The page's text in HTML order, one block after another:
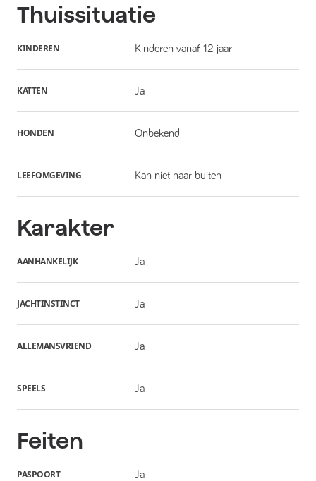
Thuissituatie
KINDEREN Kinderen vanaf 12 jaar
KATTEN Ja
HONDEN Onbekend
LEEFOMGEVING Kan niet naar buiten
Karakter
AANHANKELIJK Ja
JACHTINSTINCT Ja
ALLEMANSVRIEND Ja
SPEELS Ja
Feiten
PASPOORT Ja